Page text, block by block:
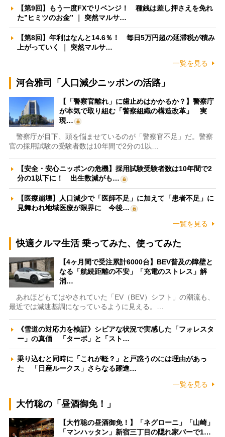
【第9回】もう一度FXでリベンジ！ 種銭は差し押さえを免れ
た”ヒミツのお金” ｜ 突然マルサ…
【第8回】年利はなんと14.6％！ 毎日5万円超の延滞税が積み
上がっていく ｜ 突然マルサ…
一覧を見る
河合雅司「人口減少ニッポンの活路」
【「警察官離れ」に歯止めはかかるか？】警察庁
が本気で取り組む「警察組織の構造改革」 実
現…
警察庁が目下、頭を悩ませているのが「警察官不足」だ。警察
官の採用試験の受験者数は10年間で2分の1以…
【安全・安心ニッポンの危機】採用試験受験者数は10年間で2
分の1以下に！ 出生数減がも…
【医療崩壊】人口減少で「医師不足」に加えて「患者不足」に
見舞われ地域医療が限界に 今後…
一覧を見る
快適クルマ生活 乗ってみた、使ってみた
【4ヶ月間で受注累計6000台】BEV普及の障壁と
なる「航続距離の不安」「充電のストレス」解
消…
あれほどもてはやされていた「EV（BEV）シフト」の潮流も、
最近では減速基調になっているように見える。…
《雪道の対応力を検証》シビアな状況で実感した「フォレスタ
ー」の真価 「ターボ」と「スト…
乗り込むと同時に「これが軽？」と戸惑うのには理由があっ
た 「日産ルークス」さらなる躍進…
一覧を見る
大竹聡の「昼酒御免！」
【大竹聡の昼酒御免！】「ネグローニ」「山崎」
「マンハッタン」新宿三丁目の隠れ家バーで1…